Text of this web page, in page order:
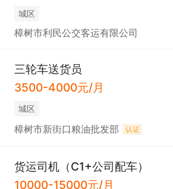
城区
樟树市利民公交客运有限公司
三轮车送货员
3500-4000元/月
城区
樟树市新街口粮油批发部 认证
货运司机（C1+公司配车）
10000-15000元/月